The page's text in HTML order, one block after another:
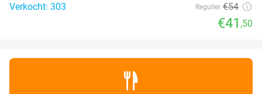
Verkocht: 303
Regulier €54
€41 ,50